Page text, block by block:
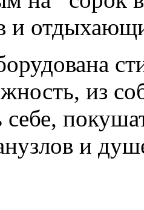
и
из
себе,
и